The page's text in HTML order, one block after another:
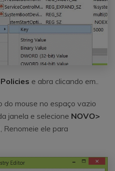
e abra clicando em..
do mouse no espaço vazio
janela e selecione NOVO>
, Renomeie ele para